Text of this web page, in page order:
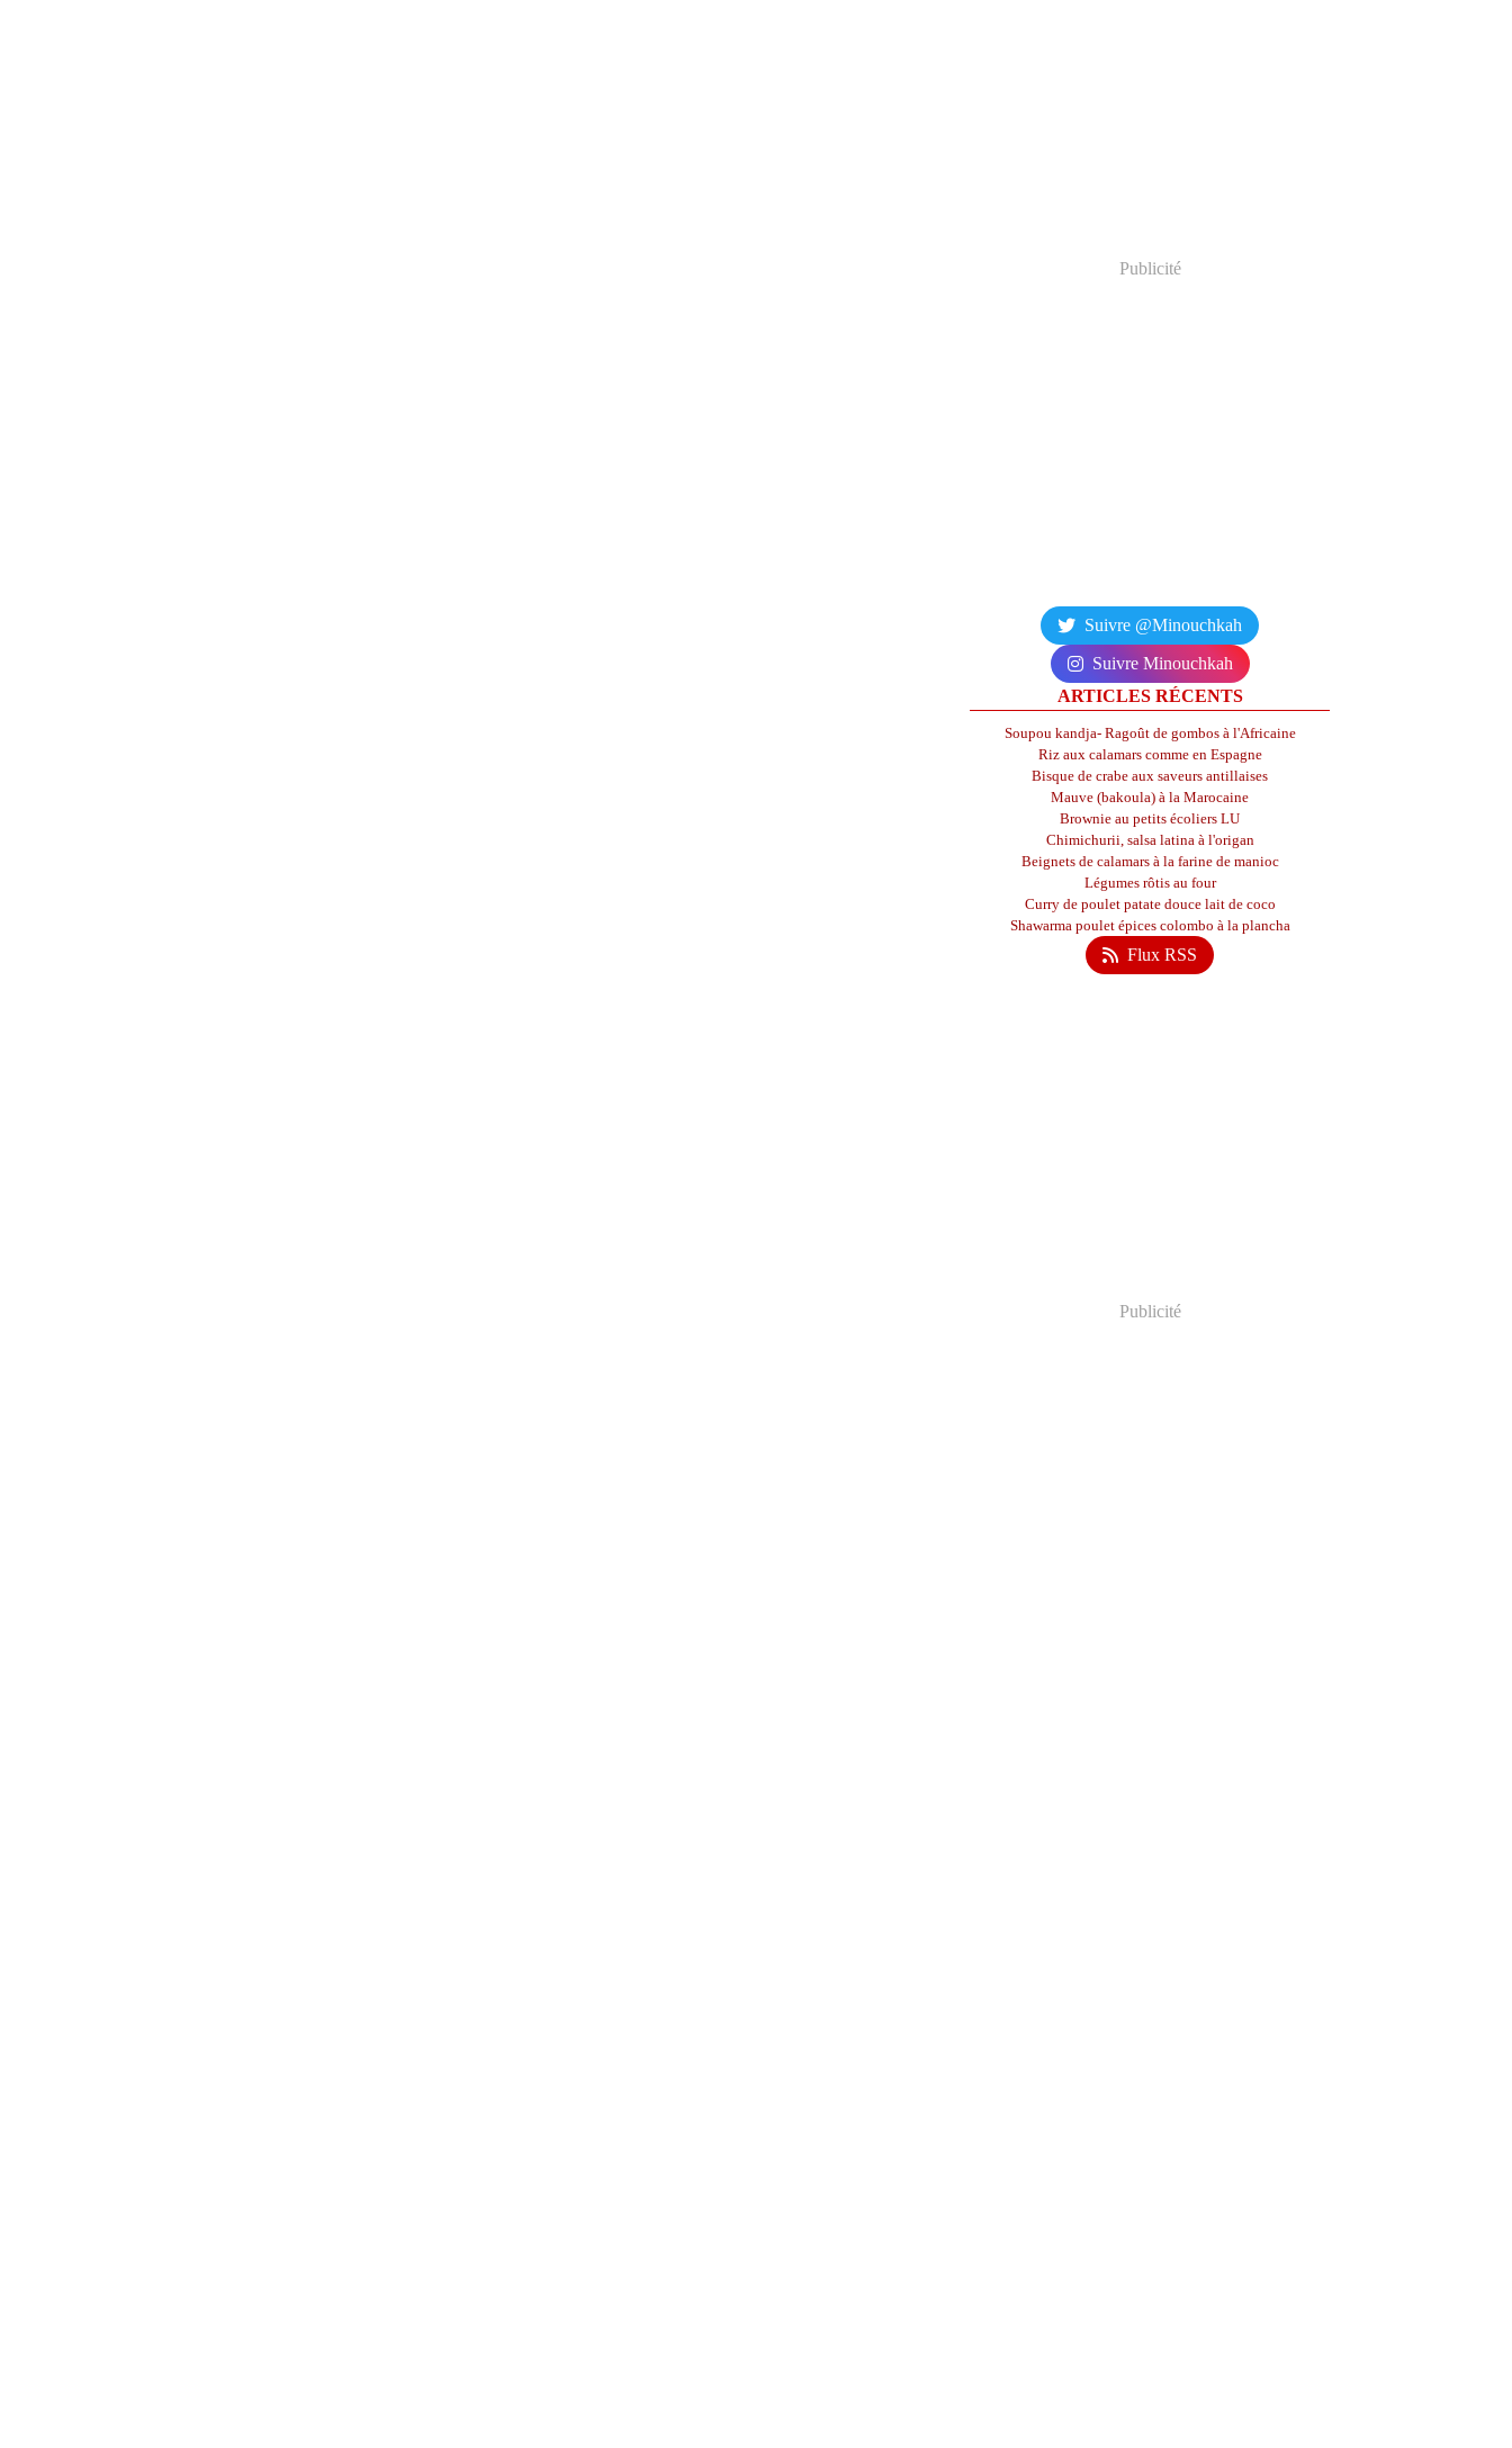
Publicité
Suivre @Minouchkah
Suivre Minouchkah
ARTICLES RÉCENTS
Soupou kandja- Ragoût de gombos à l'Africaine
Riz aux calamars comme en Espagne
Bisque de crabe aux saveurs antillaises
Mauve (bakoula) à la Marocaine
Brownie au petits écoliers LU
Chimichurii, salsa latina à l'origan
Beignets de calamars à la farine de manioc
Légumes rôtis au four
Curry de poulet patate douce lait de coco
Shawarma poulet épices colombo à la plancha
Flux RSS
Publicité